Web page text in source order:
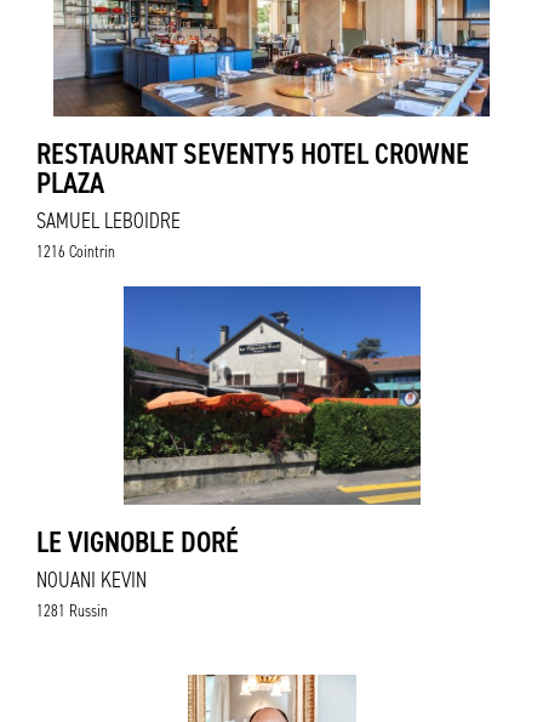
RESTAURANT SEVENTY5 HOTEL CROWNE
PLAZA
SAMUEL LEBOIDRE
1216 Cointrin
LE VIGNOBLE DORÉ
NOUANI KEVIN
1281 Russin